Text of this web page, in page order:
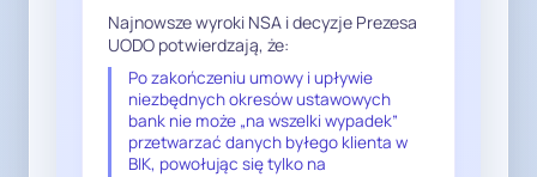
danych w trybie art. 105a ust. 3
Prawa bankowego w sposób
spełniający powyższe wymogi. W
takiej sytuacji powoływanie się na
ten przepis nie może uzasadniać
Najnowsze wyroki NSA i decyzje Prezesa
UODO potwierdzają, że:
Po zakończeniu umowy i upływie
niezbędnych okresów ustawowych
bank nie może „na wszelki wypadek”
przetwarzać danych byłego klienta w
BIK, powołując się tylko na